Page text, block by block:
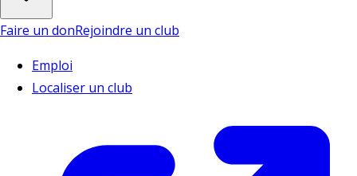
Faire un donRejoindre un club
Emploi
Localiser un club